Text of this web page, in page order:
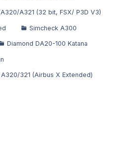
A321 (32 bit, FSX/ P3D V3)
Simcheck A300
Diamond DA20-100 Katana
321 (Airbus X Extended)